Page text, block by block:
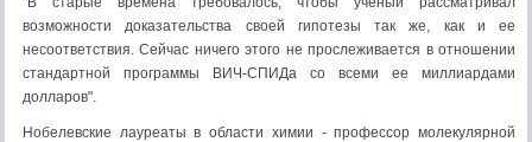
возможности доказательства своей гипотезы так же, как и ее
несоответствия. Сейчас ничего этого не прослеживается в отношении
стандартной программы ВИЧ-СПИДа со всеми ее миллиардами
долларов".
Нобелевские лауреаты в области химии - профессор молекулярной